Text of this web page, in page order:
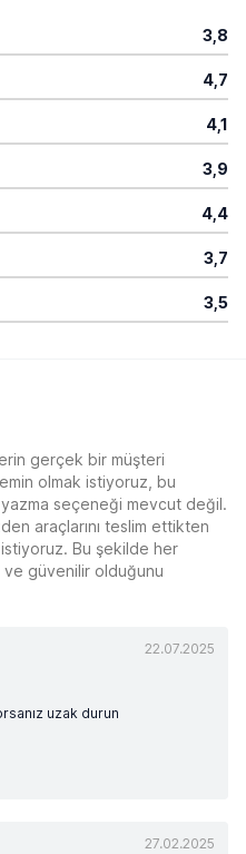
3,8
4,7
4,1
3,9
4,4
3,7
3,5
gerçek bir müşteri
olmak istiyoruz, bu
seçeneği mevcut değil.
araçlarını teslim ettikten
Bu şekilde her
güvenilir olduğunu
22.07.2025
uzak durun
27.02.2025